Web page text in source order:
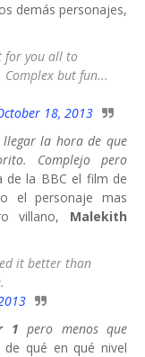
demás personajes,
for you all to
but fun...
18, 2013
la hora de que
Complejo pero
de la BBC el film de
el personaje mas
villano, Malekith
it better than
1pero menos que
qué en qué nivel